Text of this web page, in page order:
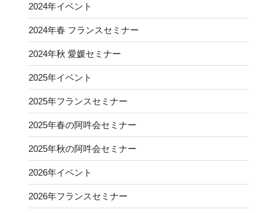
2024年イベント
2024年春 フランスセミナー
2024年秋 愛媛セミナー
2025年イベント
2025年フランスセミナー
2025年春の阿吽会セミナー
2025年秋の阿吽会セミナー
2026年イベント
2026年フランスセミナー